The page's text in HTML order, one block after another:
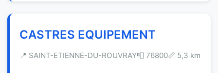
CASTRES EQUIPEMENT
📍 SAINT-ETIENNE-DU-ROUVRAY📮 76800📏 5,3 km